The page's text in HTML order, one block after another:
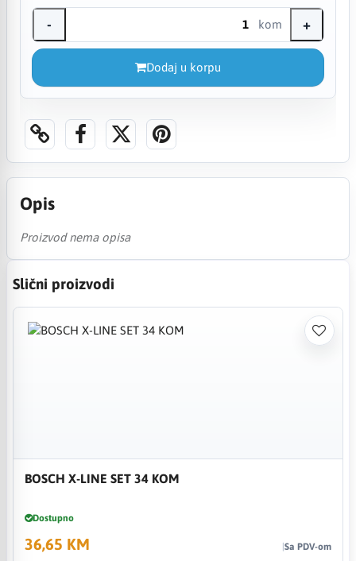
- kom +
Dodaj u korpu
Opis
Proizvod nema opisa
Slični proizvodi
BOSCH X-LINE SET 34 KOM
Dostupno
36,65 KM Sa PDV-om